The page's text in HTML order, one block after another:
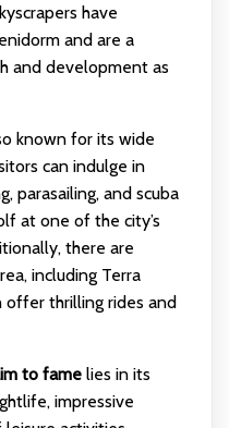
have
and are a
and development as
known for its wide
can indulge in
parasailing, and scuba
at one of the city’s
there are
including Terra
offer thrilling rides and
to famelies in its
impressive